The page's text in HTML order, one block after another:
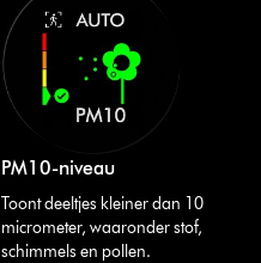
PM10-niveau
Toont deeltjes kleiner dan 10
micrometer, waaronder stof,
schimmels en pollen.